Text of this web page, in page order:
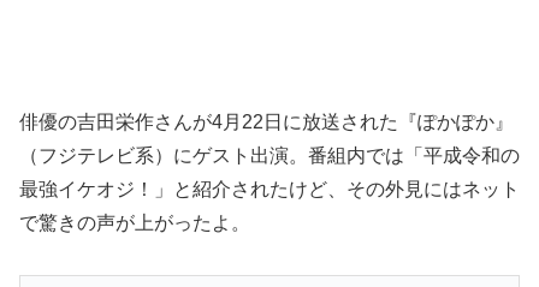
俳優の吉田栄作さんが4月22日に放送された『ぽかぽか』
（フジテレビ系）にゲスト出演。番組内では「平成令和の
最強イケオジ！」と紹介されたけど、その外見にはネット
で驚きの声が上がったよ。